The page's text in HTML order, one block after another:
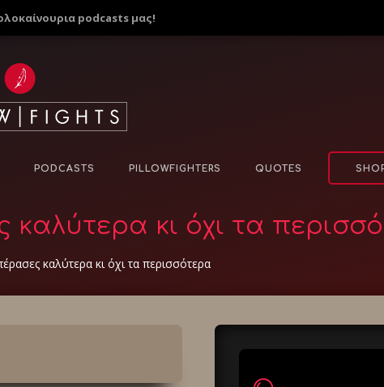
podcasts μας!
PODCASTS PILLOWFIGHTERS QUOTES
καλύτερα κι όχι τα
καλύτερα κι όχι τα περισσότερα